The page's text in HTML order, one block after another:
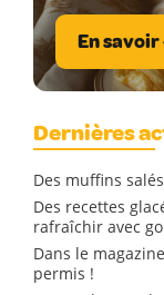
En savoir
Dernières
Des muffins
Des recettes
rafraîchir avec
Dans le
permis !